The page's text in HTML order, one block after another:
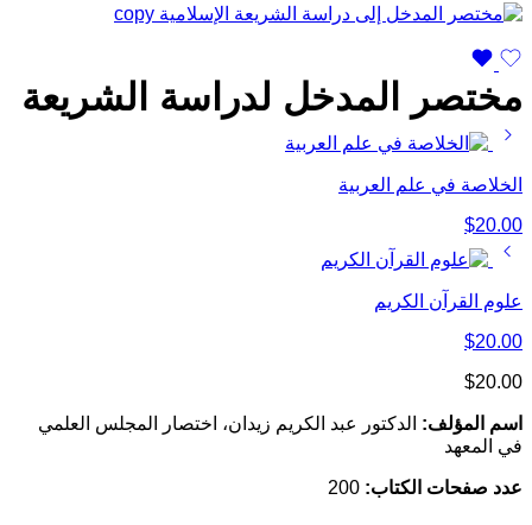
مختصر المدخل لدراسة الشريعة
الخلاصة في علم العربية
$20.00
علوم القرآن الكريم
$20.00
$20.00
اسم المؤلف: الدكتور عبد الكريم زيدان، اختصار المجلس العلمي
في المعهد
عدد صفحات الكتاب: